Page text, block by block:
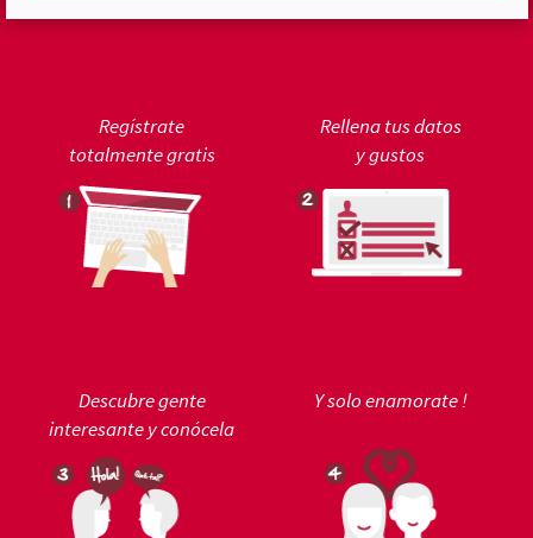
Regístrate
totalmente gratis
Rellena tus datos
y gustos
Descubre gente
interesante y conócela
Y solo enamorate !